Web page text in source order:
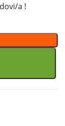
a !